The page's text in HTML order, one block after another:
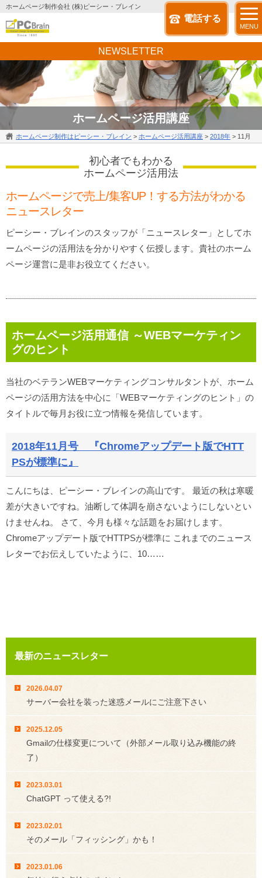
ホームページ制作会社 (株)ピーシー・ブレイン
電話する
MENU
ホームページ活用講座
NEWSLETTER
ホームページ制作はピーシー・ブレイン > ホームページ活用講座 > 2018年 > 11月
初心者でもわかる
ホームページ活用法
ホームページで売上/集客UP！する方法がわかる
ニュースレター
ピーシー・ブレインのスタッフが「ニュースレター」としてホ
ームページの活用法を分かりやすく伝授します。貴社のホーム
ページ運営に是非お役立てください。
ホームページ活用通信 ～WEBマーケティン
グのヒント
当社のベテランWEBマーケティングコンサルタントが、ホーム
ページの活用方法を中心に「WEBマーケティングのヒント」の
タイトルで毎月お役に立つ情報を発信しています。
2018年11月号 『Chromeアップデート版でHTT
PSが標準に』
こんにちは、ピーシー・ブレインの高山です。 最近の秋は寒暖
差が大きいですね。油断して体調を崩さないようにしないとい
けませんね。 さて、今月も様々な話題をお届けします。
Chromeアップデート版でHTTPSが標準に これまでのニュース
レターでお伝えしていたように、10……
最新のニュースレター
2026.04.07
サーバー会社を装った迷惑メールにご注意下さい
2025.12.05
Gmailの仕様変更について（外部メール取り込み機能の終
了）
2023.03.01
ChatGPT って使える?!
2023.02.01
そのメール「フィッシング」かも！
2023.01.06